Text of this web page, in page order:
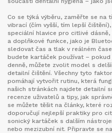
Co se týká výběru, zaměřte se na
vibrací (čím vyšší, tím lepší
speciální hlavice pro citlivé
a doplňkové funkce, jako je
sledovat čas a tlak v reálném
budete kartáček používat –
denně, můžete zvolit model s
detailní čištění. Všechny tyto
pomáhají vytvořit rutinu, která
našich stránkách najdete detailní
recenze uživatelů a tipy, jak
se můžete těšit na články, které
doporučují nejlepší praktiky pro
sonický kartáček s dalším
nebo mezizubní nit. Připravte se